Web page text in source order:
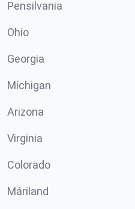
Pensilvania
Ohio
Georgia
Míchigan
Arizona
Virginia
Colorado
Máriland